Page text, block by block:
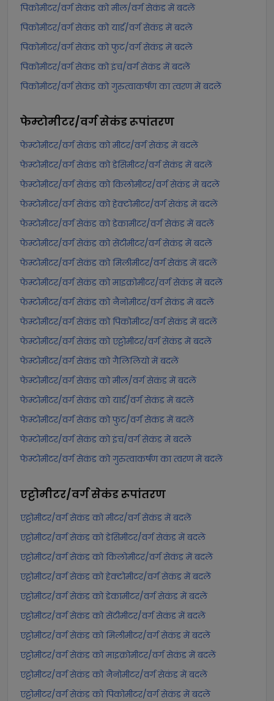
पिकोमीटर/वर्ग सेकंड को मील/वर्ग सेकंड में बदलें
पिकोमीटर/वर्ग सेकंड को यार्ड/वर्ग सेकंड में बदलें
पिकोमीटर/वर्ग सेकंड को फुट/वर्ग सेकंड में बदलें
पिकोमीटर/वर्ग सेकंड को इंच/वर्ग सेकंड में बदलें
पिकोमीटर/वर्ग सेकंड को गुरुत्वाकर्षण का त्वरण में बदलें
फेम्टोमीटर/वर्ग सेकंडरूपांतरण
फेम्टोमीटर/वर्ग सेकंड को मीटर/वर्ग सेकंड में बदलें
फेम्टोमीटर/वर्ग सेकंड को डेसिमीटर/वर्ग सेकंड में बदलें
फेम्टोमीटर/वर्ग सेकंड को किलोमीटर/वर्ग सेकंड में बदलें
फेम्टोमीटर/वर्ग सेकंड को हेक्टोमीटर/वर्ग सेकंड में बदलें
फेम्टोमीटर/वर्ग सेकंड को डेकामीटर/वर्ग सेकंड में बदलें
फेम्टोमीटर/वर्ग सेकंड को सेंटीमीटर/वर्ग सेकंड में बदलें
फेम्टोमीटर/वर्ग सेकंड को मिलीमीटर/वर्ग सेकंड में बदलें
फेम्टोमीटर/वर्ग सेकंड को माइक्रोमीटर/वर्ग सेकंड में बदलें
फेम्टोमीटर/वर्ग सेकंड को नैनोमीटर/वर्ग सेकंड में बदलें
फेम्टोमीटर/वर्ग सेकंड को पिकोमीटर/वर्ग सेकंड में बदलें
फेम्टोमीटर/वर्ग सेकंड को एट्टोमीटर/वर्ग सेकंड में बदलें
फेम्टोमीटर/वर्ग सेकंड को गैलिलियो में बदलें
फेम्टोमीटर/वर्ग सेकंड को मील/वर्ग सेकंड में बदलें
फेम्टोमीटर/वर्ग सेकंड को यार्ड/वर्ग सेकंड में बदलें
फेम्टोमीटर/वर्ग सेकंड को फुट/वर्ग सेकंड में बदलें
फेम्टोमीटर/वर्ग सेकंड को इंच/वर्ग सेकंड में बदलें
फेम्टोमीटर/वर्ग सेकंड को गुरुत्वाकर्षण का त्वरण में बदलें
एट्टोमीटर/वर्ग सेकंडरूपांतरण
एट्टोमीटर/वर्ग सेकंड को मीटर/वर्ग सेकंड में बदलें
एट्टोमीटर/वर्ग सेकंड को डेसिमीटर/वर्ग सेकंड में बदलें
एट्टोमीटर/वर्ग सेकंड को किलोमीटर/वर्ग सेकंड में बदलें
एट्टोमीटर/वर्ग सेकंड को हेक्टोमीटर/वर्ग सेकंड में बदलें
एट्टोमीटर/वर्ग सेकंड को डेकामीटर/वर्ग सेकंड में बदलें
एट्टोमीटर/वर्ग सेकंड को सेंटीमीटर/वर्ग सेकंड में बदलें
एट्टोमीटर/वर्ग सेकंड को मिलीमीटर/वर्ग सेकंड में बदलें
एट्टोमीटर/वर्ग सेकंड को माइक्रोमीटर/वर्ग सेकंड में बदलें
एट्टोमीटर/वर्ग सेकंड को नैनोमीटर/वर्ग सेकंड में बदलें
एट्टोमीटर/वर्ग सेकंड को पिकोमीटर/वर्ग सेकंड में बदलें